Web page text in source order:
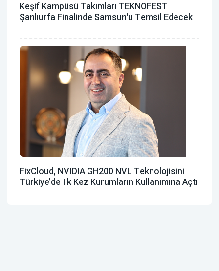
Keşif Kampüsü Takımları TEKNOFEST
Şanlıurfa Finalinde Samsun'u Temsil Edecek
FixCloud, NVIDIA GH200 NVL Teknolojisini
Türkiye’de Ilk Kez Kurumların Kullanımına Açtı